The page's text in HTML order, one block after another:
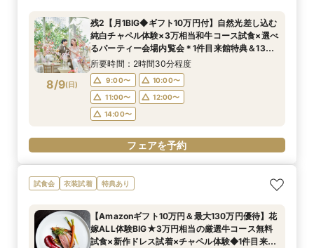
8/9(日)
残2【月1BIG◆ギフト10万円付】自然光差し込む
純白チャペル体験×3万相当和牛コース試食×選べ
るパーティー会場内覧会＊1件目来館特典＆130
万優待付き＊
所要時間：2時間30分程度
9:00〜
10:00〜
11:00〜
12:00〜
14:00〜
フェアを予約
試食会 衣装試着 特典あり
【Amazonギフト10万円＆最大130万円優待】花
嫁ALL体験BIG★3万円相当の厳選牛コース無料
試食×新作ドレス試着×チャペル体験◆1件目来館